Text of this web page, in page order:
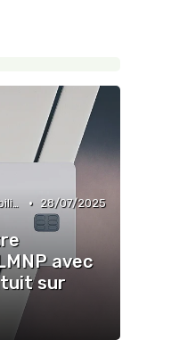
Investissement Immobilier • 28/07/2025
avec
sur